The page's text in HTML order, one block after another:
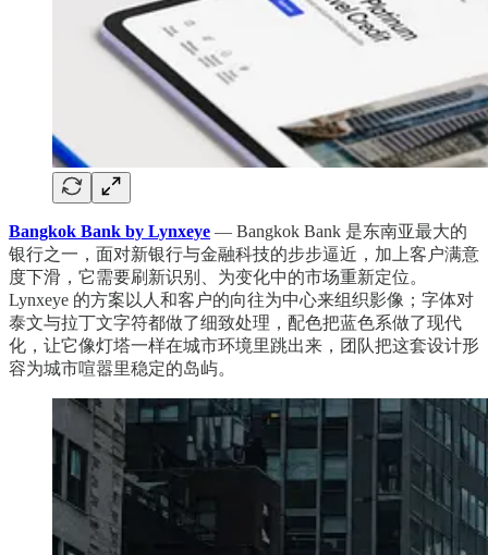
Bangkok Bank by Lynxeye — Bangkok Bank 是东南亚最大的
银行之一，面对新银行与金融科技的步步逼近，加上客户满意
度下滑，它需要刷新识别、为变化中的市场重新定位。
Lynxeye 的方案以人和客户的向往为中心来组织影像；字体对
泰文与拉丁文字符都做了细致处理，配色把蓝色系做了现代
化，让它像灯塔一样在城市环境里跳出来，团队把这套设计形
容为城市喧嚣里稳定的岛屿。